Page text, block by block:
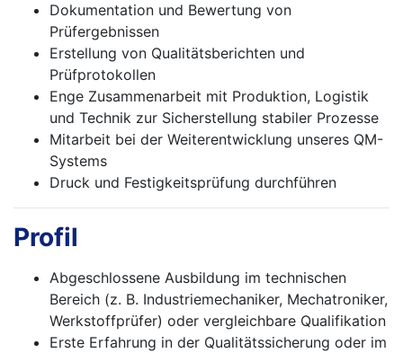
Dokumentation und Bewertung von
Prüfergebnissen
Erstellung von Qualitätsberichten und
Prüfprotokollen
Enge Zusammenarbeit mit Produktion, Logistik
und Technik zur Sicherstellung stabiler Prozesse
Mitarbeit bei der Weiterentwicklung unseres QM-
Systems
Druck und Festigkeitsprüfung durchführen
Profil
Abgeschlossene Ausbildung im technischen
Bereich (z. B. Industriemechaniker, Mechatroniker,
Werkstoffprüfer) oder vergleichbare Qualifikation
Erste Erfahrung in der Qualitätssicherung oder im